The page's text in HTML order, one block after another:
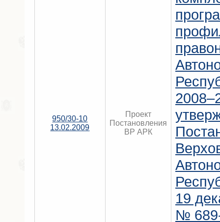
950/30-10
13.02.2009
Проект
Постановления
ВР АРК
19
№